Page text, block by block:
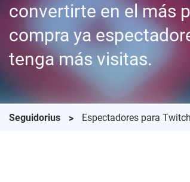
convertirte en el más
compra ya
tenga más visitas.
Seguidorius Espectadores para Twitch